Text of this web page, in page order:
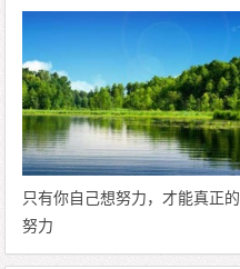
只有你自己想努力，才能真正的
努力